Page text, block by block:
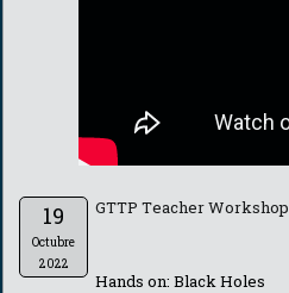
19
Octubre
2022
GTTP Teacher
Hands on: Black Holes